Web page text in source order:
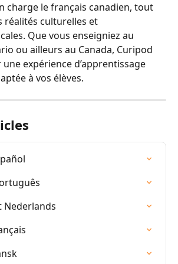
charge le français canadien, tout
réalités culturelles et
Que vous enseigniez au
ou ailleurs au Canada, Curipod
expérience d’apprentissage
à vos élèves.
Nederlands